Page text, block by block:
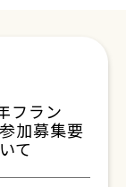
フラン
加募集要
て